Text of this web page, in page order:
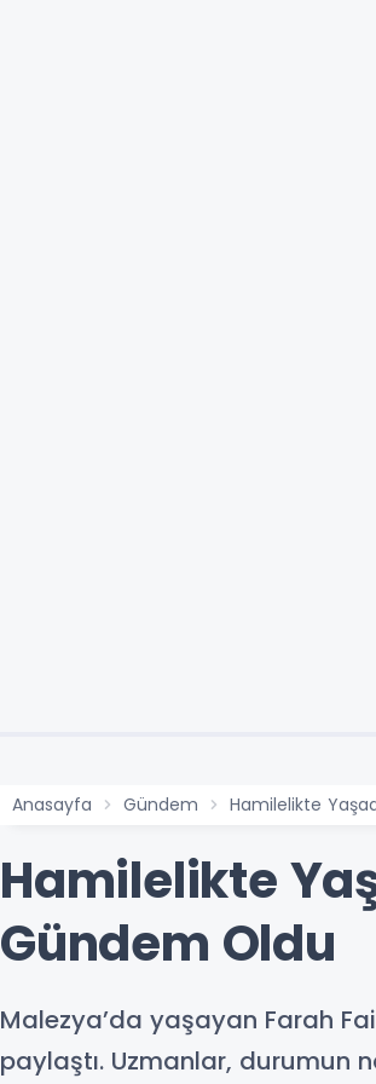
Anasayfa Gündem Hamilelikte
Hamilelikte
Gündem Oldu
Malezya’da yaşayan Farah
paylaştı. Uzmanlar, durumun